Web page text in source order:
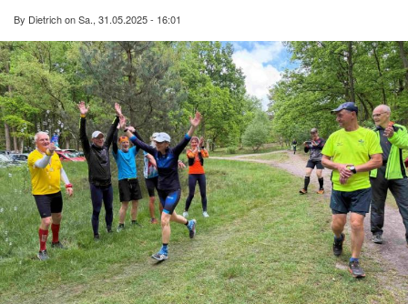
By DietrichonSa., 31.05.2025 - 16:01